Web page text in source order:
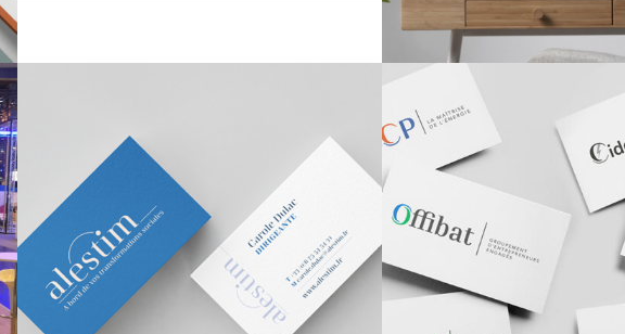
d’entrepreneurs du
bâtiment
Adexel –
collectivités